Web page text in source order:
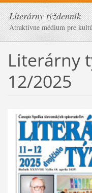
Literárny týždenník
Atraktívne médium pre
Literárny
12/2025